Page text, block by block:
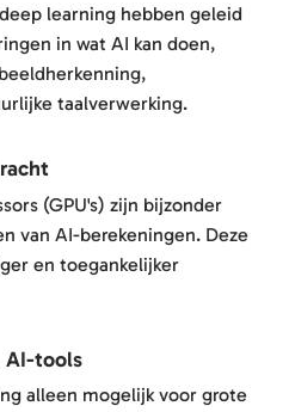
learning hebben geleid
in wat AI kan doen,
taalverwerking.
(GPU's) zijn bijzonder
van AI-berekeningen. Deze
en toegankelijker
AI-tools
alleen mogelijk voor grote